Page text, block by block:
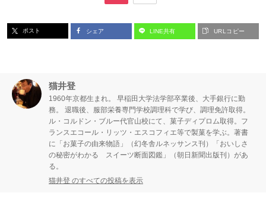
ジ ジ
ポスト シェア LINE共有 URLコピー
猫井登
1960年京都生まれ。 早稲田大学法学部卒業後、大手銀行に勤
務。 退職後、服部栄養専門学校調理科で学び、調理免許取得。
ル・コルドン・ブルー代官山校にて、菓子ディプロム取得。フ
ランスエコール・リッツ・エスコフィエ等で製菓を学ぶ。著書
に「お菓子の由来物語」（幻冬舎ルネッサンス刊）「おいしさ
の秘密がわかる スイーツ断面図鑑」（朝日新聞出版刊）があ
る。
猫井登 のすべての投稿を表示